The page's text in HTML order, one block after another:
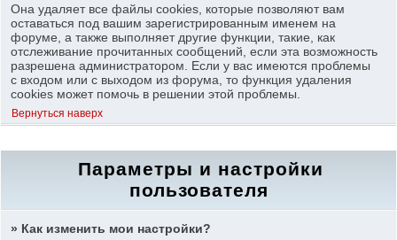
Она удаляет все файлы cookies, которые позволяют вам
оставаться под вашим зарегистрированным именем на
форуме, а также выполняет другие функции, такие, как
отслеживание прочитанных сообщений, если эта возможность
разрешена администратором. Если у вас имеются проблемы
с входом или с выходом из форума, то функция удаления
cookies может помочь в решении этой проблемы.
Вернуться наверх
Параметры и настройки
пользователя
» Как изменить мои настройки?